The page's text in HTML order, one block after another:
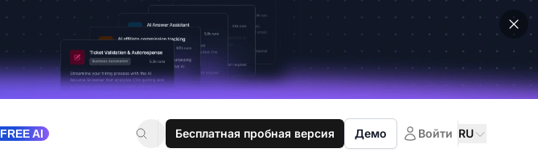
FREE AI Бесплатная пробная версия Демо Войти RU